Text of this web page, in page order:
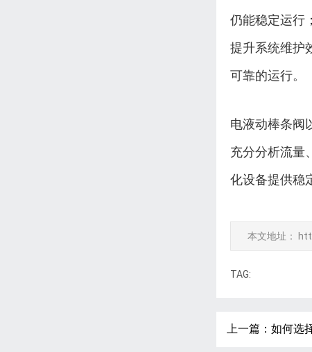
仍能稳定运行
提升系统维护
可靠的运行。
电液动棒条阀
充分分析流量
化设备提供稳
本文地址：
TAG:
上一篇：如何选